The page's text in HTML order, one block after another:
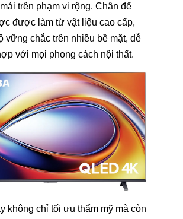
trên phạm vi rộng. Chân đế
được làm từ vật liệu cao cấp,
vững chắc trên nhiều bề mặt, dễ
với mọi phong cách nội thất.
không chỉ tối ưu thẩm mỹ mà còn